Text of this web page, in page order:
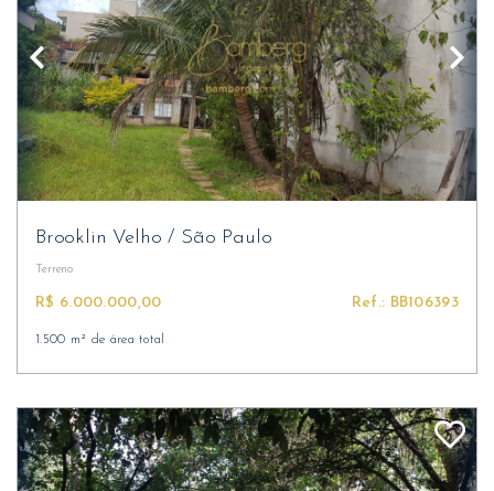
Brooklin Velho/ São Paulo
Terreno
R$ 6.000.000,00 Ref.: BB106393
1.500 m² de área total